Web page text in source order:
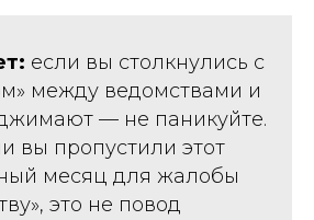
если вы столкнулись с
между ведомствами и
— не паникуйте.
вы пропустили этот
месяц для жалобы
это не повод